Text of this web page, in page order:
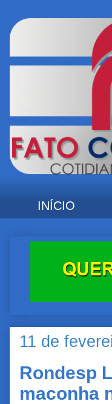
INÍCIO
11 de
Rondesp
maconha